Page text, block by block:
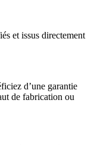
et issus directement
d’une garantie
de fabrication ou